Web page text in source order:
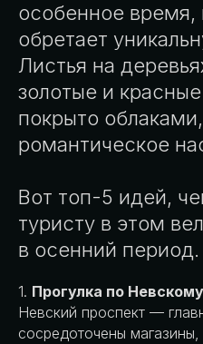
особенное время,
обретает
Листья на
золотые и
покрыто
романтическое
Вот топ-5 идей,
туристу в этом
в осенний период.
1. Прогулка по
Невский проспект —
сосредоточены